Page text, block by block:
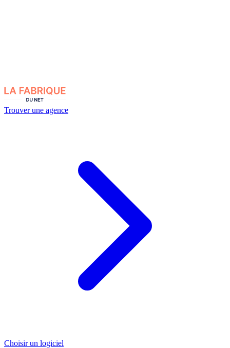
Trouver une agence
Choisir un logiciel